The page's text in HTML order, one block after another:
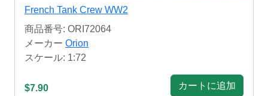
French Tank Crew WW2
商品番号: ORI72064
メーカー Orion
スケール: 1:72
$7.90 カートに追加